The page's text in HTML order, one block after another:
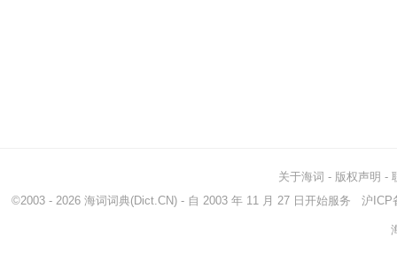
关于海词 - 版权声明 -
©2003 - 2026 海词词典(Dict.CN) - 自 2003 年 11 月 27 日开始服务 沪ICP